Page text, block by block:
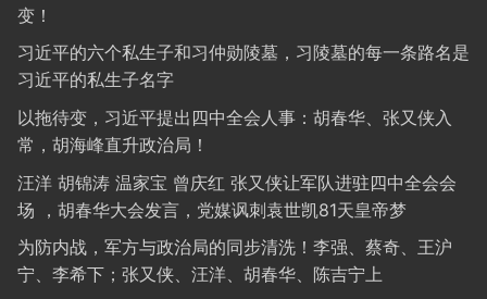
变！
习近平的六个私生子和习仲勋陵墓，习陵墓的每一条路名是
习近平的私生子名字
以拖待变，习近平提出四中全会人事：胡春华、张又侠入
常，胡海峰直升政治局！
汪洋 胡锦涛 温家宝 曾庆红 张又侠让军队进驻四中全会会
场 ，胡春华大会发言，党媒讽刺袁世凯81天皇帝梦
为防内战，军方与政治局的同步清洗！李强、蔡奇、王沪
宁、李希下；张又侠、汪洋、胡春华、陈吉宁上